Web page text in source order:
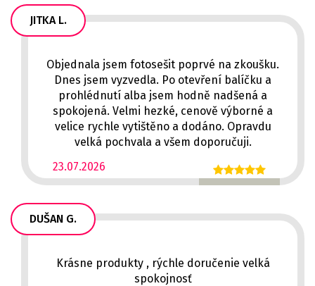
JITKA L.
23.07.2026
Objednala jsem fotosešit poprvé na zkoušku.
Dnes jsem vyzvedla. Po otevření balíčku a
prohlédnutí alba jsem hodně nadšená a
spokojená. Velmi hezké, cenově výborné a
velice rychle vytištěno a dodáno. Opravdu
velká pochvala a všem doporučuji.
DUŠAN G.
Krásne produkty , rýchle doručenie velká
spokojnosť